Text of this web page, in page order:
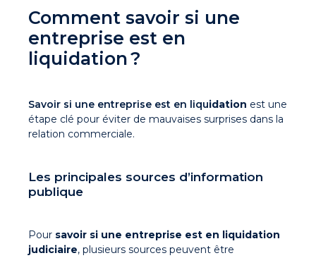
Comment savoir si une
entreprise est en
liquidation ?
Savoir si une entreprise est en liquidation est une
étape clé pour éviter de mauvaises surprises dans la
relation commerciale.
Les principales sources d’information
publique
Pour savoir si une entreprise est en liquidation
judiciaire, plusieurs sources peuvent être